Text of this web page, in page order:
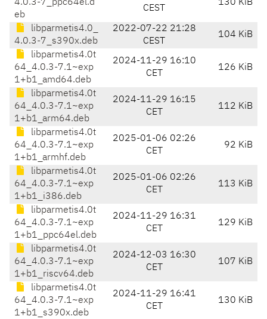
4.0.3-7_ppc64el.d
eb
CEST
130 KiB
libparmetis4.0_
4.0.3-7_s390x.deb
2022-07-22 21:28
CEST
104 KiB
libparmetis4.0t
64_4.0.3-7.1~exp
1+b1_amd64.deb
2024-11-29 16:10
CET
126 KiB
libparmetis4.0t
64_4.0.3-7.1~exp
1+b1_arm64.deb
2024-11-29 16:15
CET
112 KiB
libparmetis4.0t
64_4.0.3-7.1~exp
1+b1_armhf.deb
2025-01-06 02:26
CET
92 KiB
libparmetis4.0t
64_4.0.3-7.1~exp
1+b1_i386.deb
2025-01-06 02:26
CET
113 KiB
libparmetis4.0t
64_4.0.3-7.1~exp
1+b1_ppc64el.deb
2024-11-29 16:31
CET
129 KiB
libparmetis4.0t
64_4.0.3-7.1~exp
1+b1_riscv64.deb
2024-12-03 16:30
CET
107 KiB
libparmetis4.0t
64_4.0.3-7.1~exp
1+b1_s390x.deb
2024-11-29 16:41
CET
130 KiB